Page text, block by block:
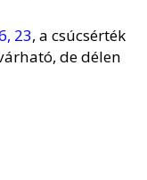
23, a csúcsérték
de délen